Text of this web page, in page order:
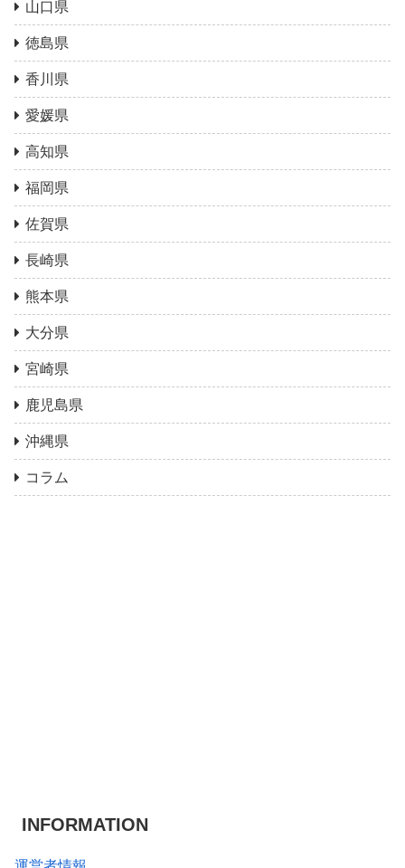
山口県
徳島県
香川県
愛媛県
高知県
福岡県
佐賀県
長崎県
熊本県
大分県
宮崎県
鹿児島県
沖縄県
コラム
INFORMATION